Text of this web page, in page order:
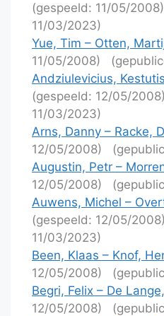
(gespeeld: 11/05/2008)
11/03/2023)
Yue, Tim – Otten,
11/05/2008)
Andziulevicius,
(gespeeld: 12/05/2008)
11/03/2023)
Arns, Danny – Racke,
12/05/2008)
Augustin, Petr –
12/05/2008)
Auwens, Michel –
(gespeeld: 12/05/2008)
11/03/2023)
Been, Klaas – Knof,
12/05/2008)
Begri, Felix – De
12/05/2008)